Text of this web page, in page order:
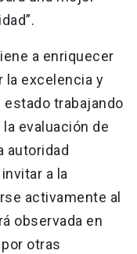
a enriquecer
la excelencia y
estado trabajando
evaluación de
autoridad
a la
activamente al
observada en
otras